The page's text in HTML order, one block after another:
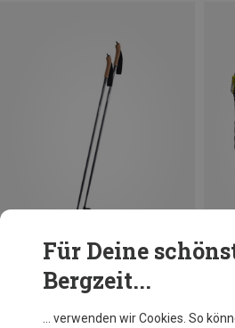
Du sparst 26%
Für Deine
Bergzeit...
… verwenden wir Cookies. So